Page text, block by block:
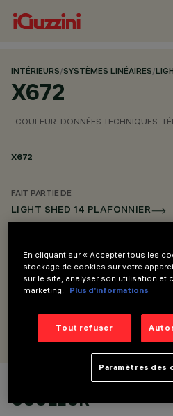
INTÉRIEURS/SYSTÈMES LINÉAIRES/
X672
COULEUR DONNÉES TECHNIQUES
X672
FAIT PARTIE DE
LIGHT SHED 14 PLAFONNIER
DESCRIPTION
Kit d’installation sur plafond
modules ILS.
CONÇU PAR
COULEUR
En cliquant sur « Accepter tous les
stockage de cookies sur votre
sur le site, analyser son utilisation et
marketing.
Plus d’informations
Tout refuser
Paramètres des